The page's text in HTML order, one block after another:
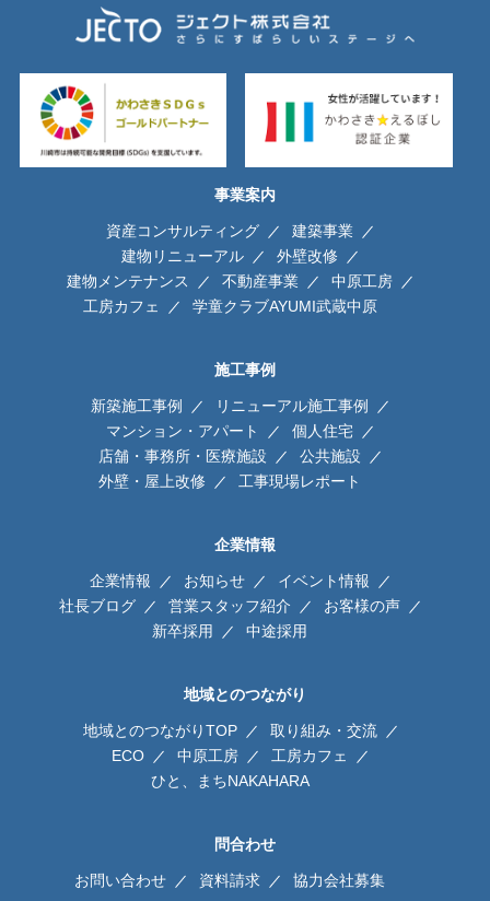
事業案内
資産コンサルティング
建築事業
建物リニューアル
外壁改修
建物メンテナンス
不動産事業
中原工房
工房カフェ
学童クラブAYUMI武蔵中原
施工事例
新築施工事例
リニューアル施工事例
マンション・アパート
個人住宅
店舗・事務所・医療施設
公共施設
外壁・屋上改修
工事現場レポート
企業情報
企業情報 お知らせ
イベント情報
社長ブログ
営業スタッフ紹介
お客様の声
新卒採用
中途採用
地域とのつながり
地域とのつながりTOP
取り組み・交流
ECO
中原工房
工房カフェ
ひと、まちNAKAHARA
問合わせ
お問い合わせ 資料請求 協力会社募集